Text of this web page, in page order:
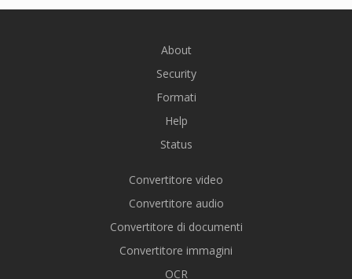
About
Security
Formati
Help
Status
Convertitore video
Convertitore audio
Convertitore di documenti
Convertitore immagini
OCR